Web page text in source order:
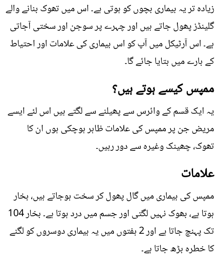
زیادہ تر یہ بیماری بچوں کو ہوتی ہے۔ اس میں تھوک بنانے والے
گلینڈز پھول جاتے ہیں اور چہرے پر سوجن اور سختی آجاتی
ہے۔ اس آرٹیکل میں آپ کو اس بیماری کی علامات اور احتیاط
کے بارے میں بتایا جائے گا۔
ممپس کیسے ہوتے ہیں؟
یہ ایک قسم کے وائرس سے پھیلنے سے لگتے ہیں اس لئے ایسے
مریض جن پر ممپس کی علامات ظاہر ہوچکی ہوں ان کا
تھوک، چھینک وغیرہ سے دور رہیں۔
علامات
ممپس کی بیماری میں گال پھول کر سخت ہوجاتے ہیں، بخار
ہوتا ہے، بھوک نہیں لگتی اور جسم میں درد ہوتا ہے۔ بخار 104
تک پہنچ جاتا ہے اور 2 ہفتوں میں یہ بیماری دوسروں کو لگنے
کا خطرہ بڑھ جاتا ہے۔